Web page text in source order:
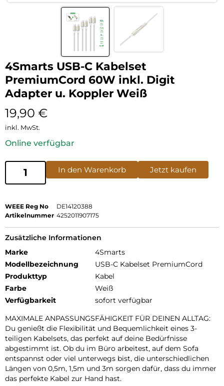
4Smarts USB-C Kabelset
PremiumCord 60W inkl. Digit
Adapter u. Koppler Weiß
19,90 €
inkl. MwSt.
Online verfügbar
In den Warenkorb Jetzt kaufen
WEEE Reg No
DE14120388
Artikelnummer 4252011907175
Zusätzliche Informationen
Marke
4Smarts
Modellbezeichnung
USB-C Kabelset PremiumCord
Produkttyp
Kabel
Farbe
Weiß
Verfügbarkeit
sofort verfügbar
MAXIMALE ANPASSUNGSFÄHIGKEIT FÜR DEINEN ALLTAG:
Du genießt die Flexibilität und Bequemlichkeit eines 3-
teiligen Kabelsets, das perfekt auf deine Bedürfnisse
abgestimmt ist. Ob du im Büro arbeitest, auf dem Sofa
entspannst oder viel unterwegs bist, die unterschiedlichen
Längen von 0,5m, 1,5m und 3m sorgen dafür, dass du immer
das perfekte Kabel zur Hand hast.